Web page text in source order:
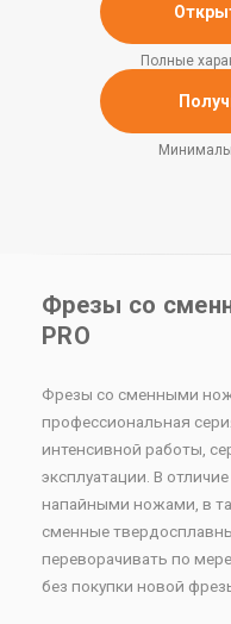
Полные
Фрезы со
PRO
Фрезы со сменными
профессиональная
интенсивной работы,
эксплуатации. В
напайными ножами, в
сменные
переворачивать по
без покупки новой